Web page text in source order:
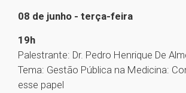
08 de junho - terça-feira
19h
Palestrante: Dr. Pedro Henrique De
Tema: Gestão Pública na Medicina:
esse papel